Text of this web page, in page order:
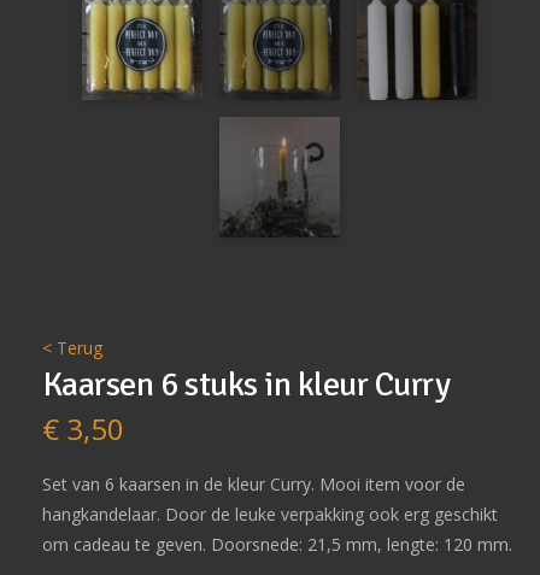
< Terug
Kaarsen 6 stuks in kleur Curry
€3,50
Set van 6 kaarsen in de kleur Curry. Mooi item voor de
hangkandelaar. Door de leuke verpakking ook erg geschikt
om cadeau te geven. Doorsnede: 21,5 mm, lengte: 120 mm.